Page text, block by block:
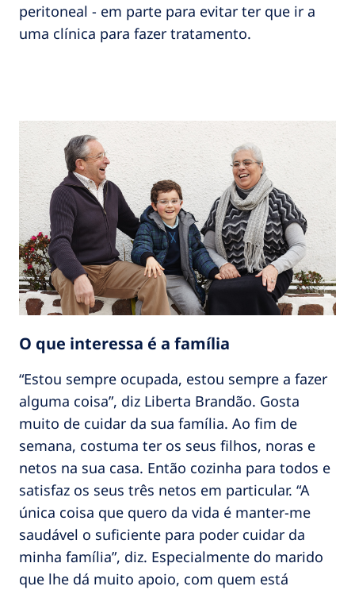
peritoneal - em parte para evitar ter que ir a
uma clínica para fazer tratamento.
O que interessa é a família
“Estou sempre ocupada, estou sempre a fazer
alguma coisa”, diz Liberta Brandão. Gosta
muito de cuidar da sua família. Ao fim de
semana, costuma ter os seus filhos, noras e
netos na sua casa. Então cozinha para todos e
satisfaz os seus três netos em particular. “A
única coisa que quero da vida é manter-me
saudável o suficiente para poder cuidar da
minha família”, diz. Especialmente do marido
que lhe dá muito apoio, com quem está